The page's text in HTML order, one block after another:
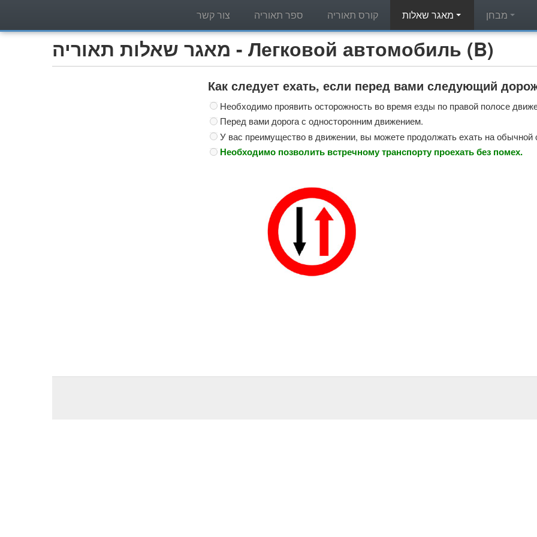
קורס תאוריה ספר תאוריה צור קשר
מאגר שאלות תאוריה - Легковой автомобиль (B)
Как следует ехать, если перед вами следующий
Необходимо проявить осторожность во время езды по правой полосе
Перед вами дорога с односторонним движением.
У вас преимущество в движении, вы можете продолжать ехать на обычной
Необходимо позволить встречному транспорту проехать без помех.